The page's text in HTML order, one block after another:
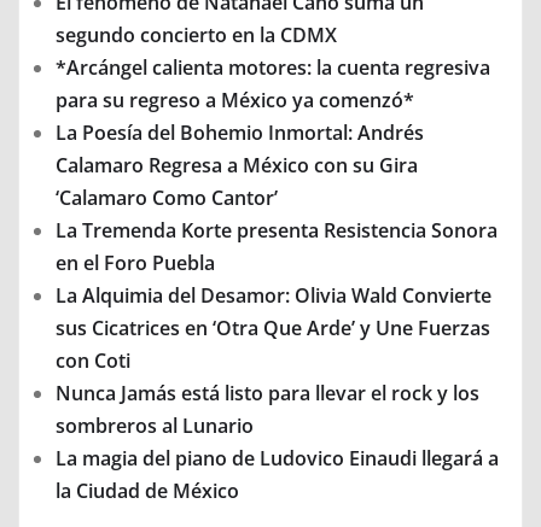
segundo concierto en la CDMX
*Arcángel calienta motores: la cuenta regresiva
para su regreso a México ya comenzó*
La Poesía del Bohemio Inmortal: Andrés
Calamaro Regresa a México con su Gira
‘Calamaro Como Cantor’
La Tremenda Korte presenta Resistencia Sonora
en el Foro Puebla
La Alquimia del Desamor: Olivia Wald Convierte
sus Cicatrices en ‘Otra Que Arde’ y Une Fuerzas
con Coti
Nunca Jamás está listo para llevar el rock y los
sombreros al Lunario
La magia del piano de Ludovico Einaudi llegará a
la Ciudad de México